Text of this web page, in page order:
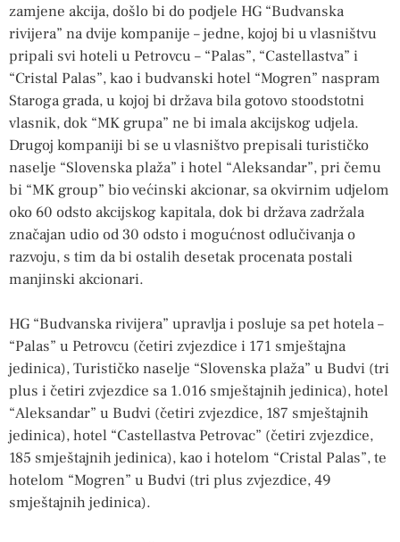
zamjene akcija, došlo bi do podjele HG “Budvanska
rivijera” na dvije kompanije – jedne, kojoj bi u vlasništvu
pripali svi hoteli u Petrovcu – “Palas”, “Castellastva” i
“Cristal Palas”, kao i budvanski hotel “Mogren” naspram
Staroga grada, u kojoj bi država bila gotovo stoodstotni
vlasnik, dok “MK grupa” ne bi imala akcijskog udjela.
Drugoj kompaniji bi se u vlasništvo prepisali turističko
naselje “Slovenska plaža” i hotel “Aleksandar”, pri čemu
bi “MK group” bio većinski akcionar, sa okvirnim udjelom
oko 60 odsto akcijskog kapitala, dok bi država zadržala
značajan udio od 30 odsto i mogućnost odlučivanja o
razvoju, s tim da bi ostalih desetak procenata postali
manjinski akcionari.
HG “Budvanska rivijera” upravlja i posluje sa pet hotela –
“Palas” u Petrovcu (četiri zvjezdice i 171 smještajna
jedinica), Turističko naselje “Slovenska plaža” u Budvi (tri
plus i četiri zvjezdice sa 1.016 smještajnih jedinica), hotel
“Aleksandar” u Budvi (četiri zvjezdice, 187 smještajnih
jedinica), hotel “Castellastva Petrovac” (četiri zvjezdice,
185 smještajnih jedinica), kao i hotelom “Cristal Palas”, te
hotelom “Mogren” u Budvi (tri plus zvjezdice, 49
smještajnih jedinica).